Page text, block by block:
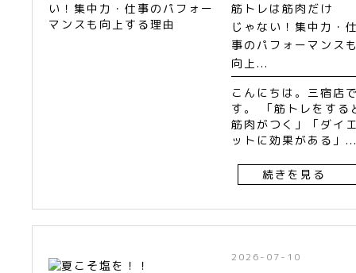
筋トレは筋肉だけ
じゃない！集中力・
事のパフォーマンス
向上...
こんにちは。三宿店
す。 「筋トレをする
筋肉がつく」「ダイ
ットに効果がある」
続きを見る
2026-07-10